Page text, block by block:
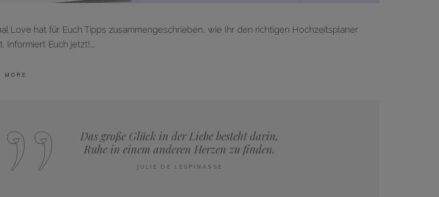
Love hat für Euch Tipps zusammengeschrieben, wie Ihr den richtigen Hochzeitsplaner
Informiert Euch jetzt!
MORE
Das große Glück in der Liebe besteht darin,
Ruhe in einem anderen Herzen zu finden.
JULIE DE LESPINASSE